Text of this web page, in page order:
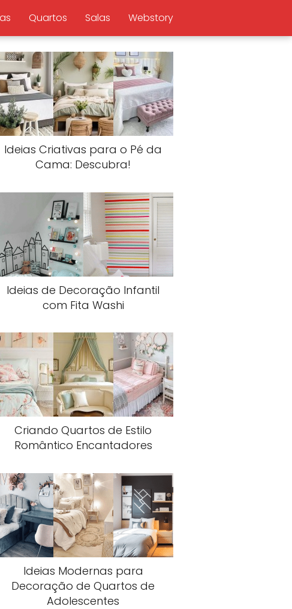
Quartos Salas Webstory
Ideias Criativas para o Pé da
Cama: Descubra!
Ideias de Decoração Infantil
com Fita Washi
Criando Quartos de Estilo
Romântico Encantadores
Ideias Modernas para
Decoração de Quartos de
Adolescentes